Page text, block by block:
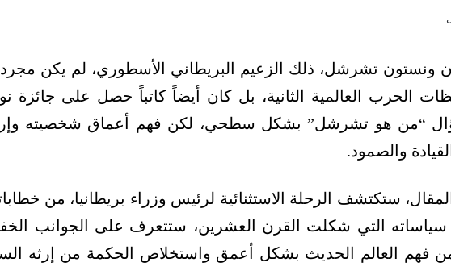
ونستون تشرشل، ذلك الزعيم البريطاني الأسطوري، لم يكن
الحرب العالمية الثانية، بل كان أيضاً كاتباً حصل على جائزة
سؤال “من هو تشرشل” بشكل سطحي، لكن فهم أعماق شخصيته
والصمود.
ستكتشف الرحلة الاستثنائية لرئيس وزراء بريطانيا، من
سياساته التي شكلت القرن العشرين، ستتعرف على الجوانب
فهم العالم الحديث بشكل أعمق واستخلاص الحكمة من إرثه